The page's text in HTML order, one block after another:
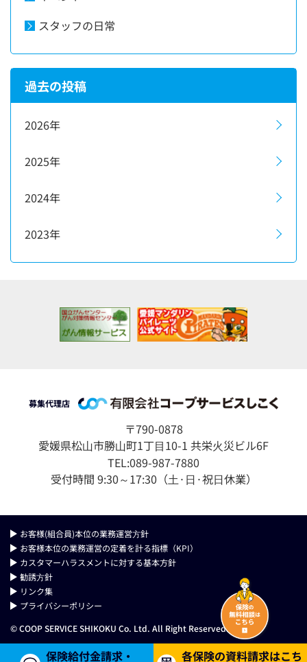
スタッフの日常
過去の投稿
2026年
2025年
2024年
2023年
募集代理店
〒790-0878
愛媛県松⼭市勝⼭町1丁⽬10-1 共栄⽕災ビル6F
TEL:089-987-7880
受付時間 9:30～17:30（⼟·⽇·祝⽇休業）
お客様(組合員)本位の業務運営⽅針
お客様本位の業務運営の定着を計る指標（KPI）
カスタマーハラスメントに対する基本方針
勧誘⽅針
リンク集
プライバシーポリシー
© COOP SERVICE SHIKOKU Co. Ltd. All Right Reserved.
保険給付金請求・ 各保険の資料請求はこち